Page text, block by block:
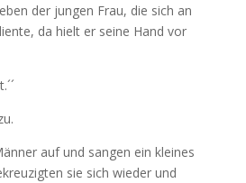
der jungen Frau, die sich an
da hielt er seine Hand vor
auf und sangen ein kleines
sie sich wieder und